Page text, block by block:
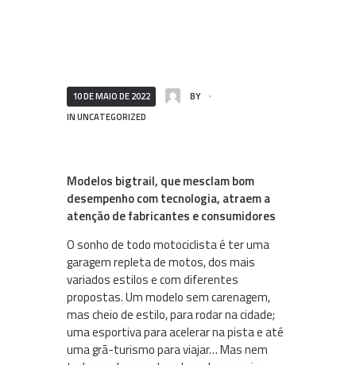
10 DE MAIO DE 2022
BY
INUNCATEGORIZED
Modelos bigtrail, que mesclam bom
desempenho com tecnologia, atraem a
atenção de fabricantes e consumidores
O sonho de todo motociclista é ter uma
garagem repleta de motos, dos mais
variados estilos e com diferentes
propostas. Um modelo sem carenagem,
mas cheio de estilo, para rodar na cidade;
uma esportiva para acelerar na pista e até
uma grã-turismo para viajar… Mas nem